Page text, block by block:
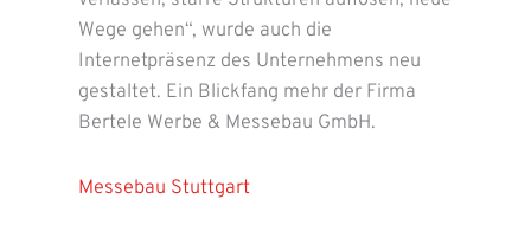
Wege gehen“, wurde auch die
Internetpräsenz des Unternehmens neu
gestaltet. Ein Blickfang mehr der Firma
Bertele Werbe & Messebau GmbH.
Messebau Stuttgart